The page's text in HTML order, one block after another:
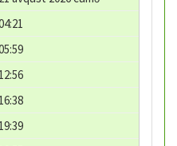
12:56
16:38
19:39